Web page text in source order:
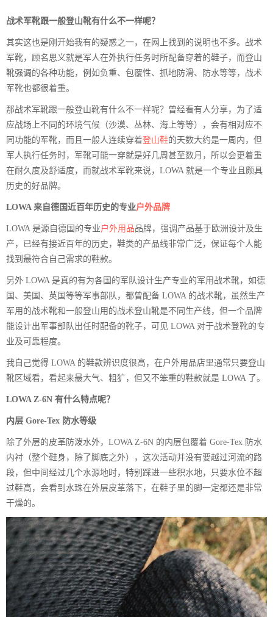
战术军靴跟一般登山靴有什么不一样呢？
其实这也是刚开始我有的疑惑之一，在网上找到的说明也不多。战术
军靴，顾名思义就是军人在外执行任务时所配备穿着的鞋子，而登山
靴强调的各种功能，例如负重、包覆性、抓地防滑、防水等等，战术
军靴也都很着重。
那战术军靴跟一般登山靴有什么不一样呢？曾经看有人分享，为了适
应战场上不同的环境气候（沙漠、丛林、海上等等），会有相对应不
同功能的军靴，而且一般人连续穿着登山鞋的天数大约是一周内，但
军人执行任务时，军靴可能一穿就是好几周甚至数月，所以会更着重
在耐久度及舒适度，而就战术军靴来说，LOWA 就是一个专业且颇具
历史的好品牌。
LOWA 来自德国近百年历史的专业户外品牌
LOWA 是源自德国的专业户外用品品牌，强调产品基于欧洲设计及生
产，已经有接近百年的历史，鞋类的产品线非常广泛，保证每个人能
找到最符合自己需求的鞋款。
另外 LOWA 是真的有为各国的军队设计生产专业的军用战术靴，如德
国、美国、英国等等军事部队，都曾配备 LOWA 的战术靴，虽然生产
军用的战术靴和一般登山用的战术登山靴是不同生产线，但一个品牌
能设计出军事部队出任时配备的靴子，可见 LOWA 对于战术登靴的专
业及可靠程度。
我自己觉得 LOWA 的鞋款辨识度很高，在户外用品店里通常只要登山
靴区域看，看起来最大气、粗犷，但又不笨重的鞋款就是 LOWA 了。
LOWA Z-6N 有什么特点呢？
内层 Gore-Tex 防水等级
除了外层的皮革防泼水外，LOWA Z-6N 的内层包覆着 Gore-Tex 防水
内衬（整个鞋身，除了脚底之外），这次活动并没有要越过河流的路
段，但中间经过几个水源地时，特别踩进一些积水地，只要水位不超
过鞋高，会看到水珠在外层皮革落下，在鞋子里的脚一定都还是非常
干燥的。